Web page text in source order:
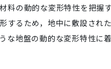
料の動的な変形特性を把握
するため，地中に敷設され
な地盤の動的な変形特性に